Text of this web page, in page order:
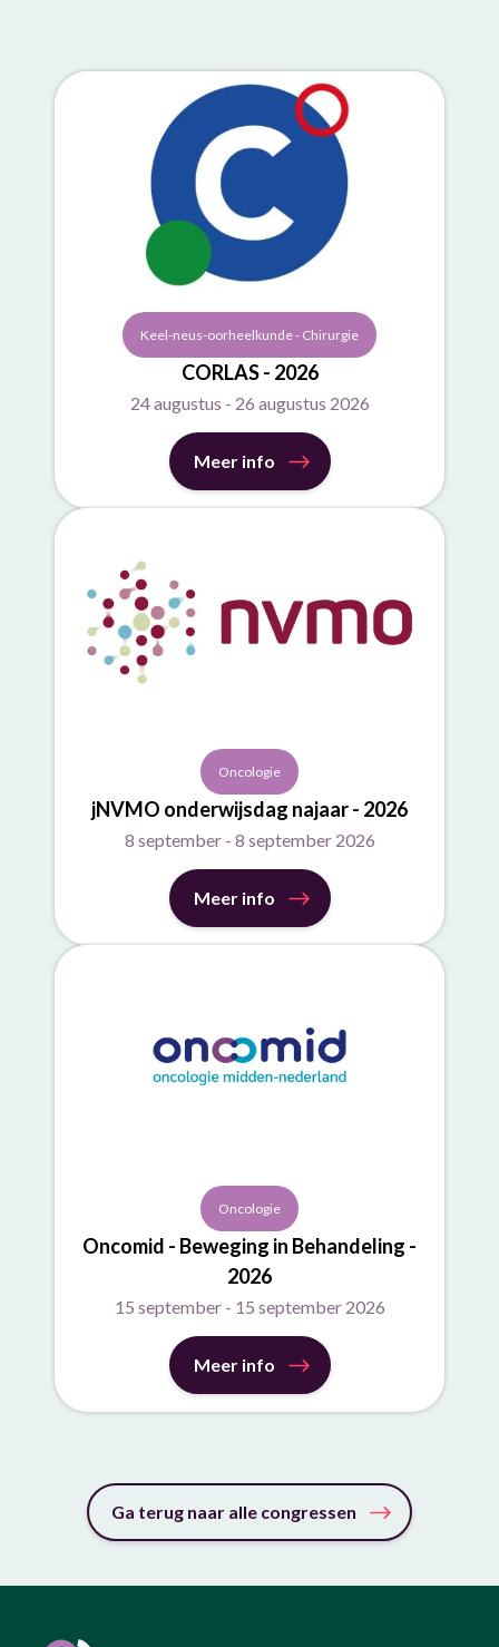
Keel-neus-oorheelkunde - Chirurgie
CORLAS - 2026
24 augustus - 26 augustus 2026
Meer info
Oncologie
jNVMO onderwijsdag najaar - 2026
8 september - 8 september 2026
Meer info
Oncologie
Oncomid - Beweging in Behandeling -
2026
15 september - 15 september 2026
Meer info
Ga terug naar alle congressen